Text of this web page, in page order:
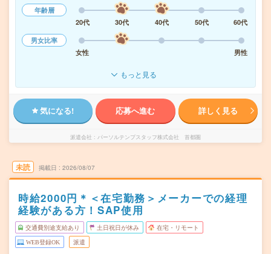
年齢層
20代
30代 40代 50代
60代
男女比率
女性
男性
もっと見る
気になる! 応募へ進む 詳しく見る
派遣会社 パーソルテンプスタッフ株式会社 首都圏
未読 掲載日 2026/08/07
時給2000円＊＜在宅勤務＞メーカーでの経理
経験がある方！SAP使用
交通費別途支給あり 土日祝日が休み 在宅・リモート
WEB登録OK 派遣